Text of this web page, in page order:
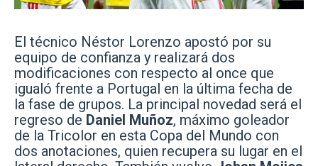
El técnico Néstor Lorenzo apostó por su
equipo de confianza y realizará dos
modificaciones con respecto al once que
igualó frente a Portugal en la última fecha de
la fase de grupos. La principal novedad será el
regreso de Daniel Muñoz, máximo goleador
de la Tricolor en esta Copa del Mundo con
dos anotaciones, quien recupera su lugar en el